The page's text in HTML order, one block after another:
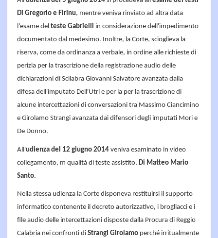
Di Gregorio e Firinu, mentre veniva rinviato ad altra data
l'esame del teste Gabrielli in considerazione dell'impedimento
documentato dal medesimo. Inoltre, la Corte, scioglieva la
riserva, come da ordinanza a verbale, in ordine alle richieste di
perizia per la trascrizione della registrazione audio delle
dichiarazioni di Scilabra Giovanni Salvatore avanzata dalla
difesa dell'imputato Dell'Utri e per la per la trascrizione di
alcune intercettazioni di conversazioni tra Massimo Ciancimino
e Girolamo Strangi avanzata dai difensori degli imputati Mori e
De Donno.
All'udienza del 12 giugno 2014 veniva esaminato in video
collegamento, m qualità di teste assistito, Di Matteo Mario
Santo.
Nella stessa udienza la Corte disponeva restituirsi il supporto
informatico contenente il decreto autorizzativo, i brogliacci e i
file audio delle intercettazioni disposte dalla Procura di Reggio
Calabria nei confronti di Strangi Girolamo perché irritualmente